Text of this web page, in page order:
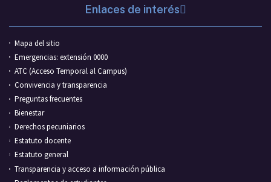
Enlaces de interés
Mapa del sitio
Emergencias: extensión 0000
ATC (Acceso Temporal al Campus)
Convivencia y transparencia
Preguntas frecuentes
Bienestar
Derechos pecuniarios
Estatuto docente
Estatuto general
Transparencia y acceso a información pública